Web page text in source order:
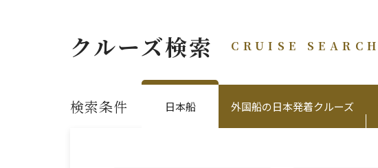
クルーズ検索 CRUISE SEARCH
検索条件 日本船 外国船の日本発着クルーズ